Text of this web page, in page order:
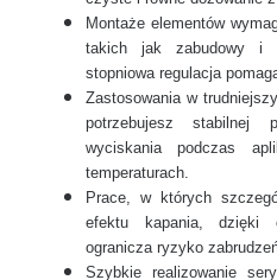
Montaże elementów
takich jak zabudowy i
stopniowa regulacja
Zastosowania w
potrzebujesz stabilnej
wyciskania podczas
temperaturach.
Prace, w których
efektu kapania, dzięki
ogranicza ryzyko
Szybkie realizowanie